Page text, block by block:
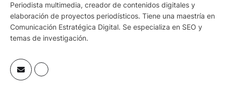
Periodista multimedia, creador de contenidos digitales y
elaboración de proyectos periodísticos. Tiene una maestría en
Comunicación Estratégica Digital. Se especializa en SEO y
temas de investigación.